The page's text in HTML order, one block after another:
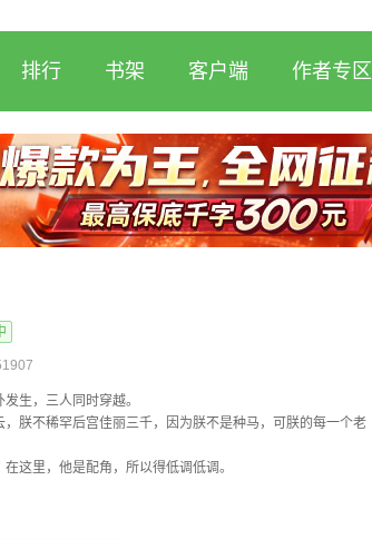
排行 书架 客户端 作者专区
生，三人同时穿越。
不稀罕后宫佳丽三千，因为朕不是种马，可朕的每一个老
里，他是配角，所以得低调低调。